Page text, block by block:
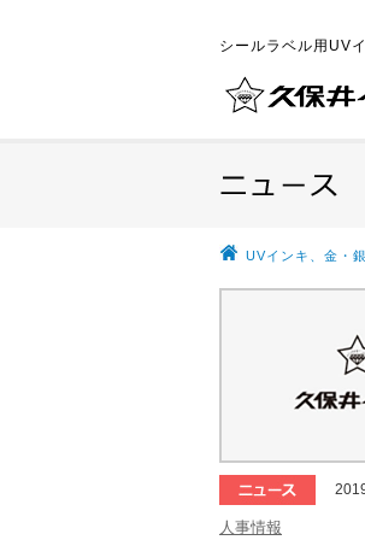
シールラベル用UV
UVインキ、金・
人事情報